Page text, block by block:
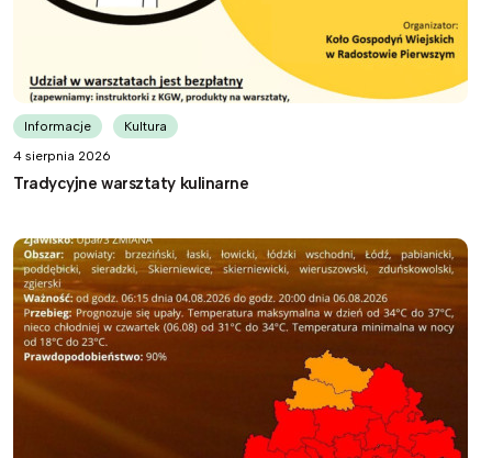
Informacje
Kultura
4 sierpnia 2026
Tradycyjne warsztaty kulinarne